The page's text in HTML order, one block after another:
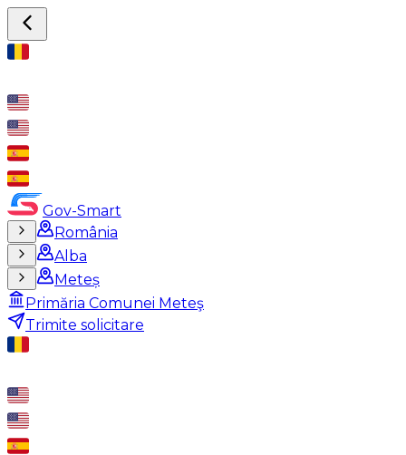
Gov-Smart
România
Alba
Meteș
Primăria Comunei Meteş
Trimite solicitare